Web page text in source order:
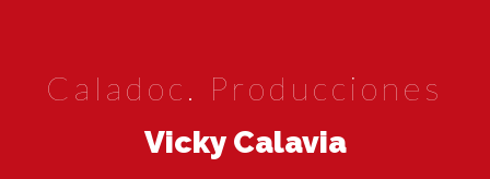
Caladoc. Producciones
Vicky Calavia